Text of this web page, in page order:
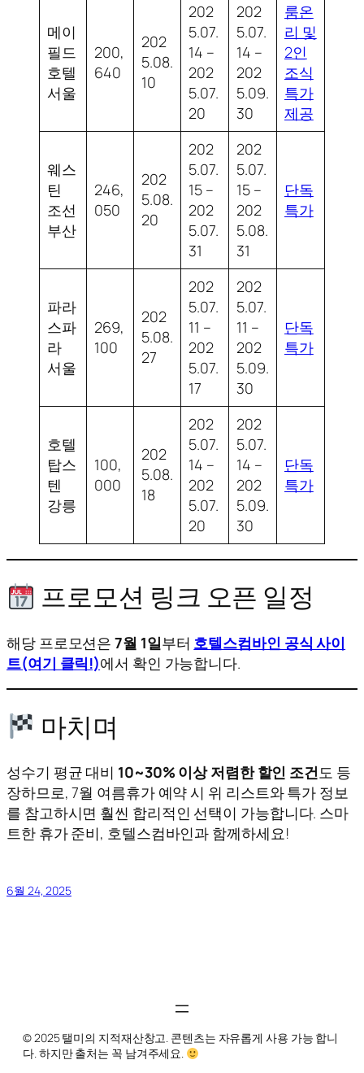
메이
필드
호텔
서울
200,
640
202
5.08.
10
202
5.07.
14 –
202
5.07.
20
202
5.07.
14 –
202
5.09.
30
룸온
리 및
2인
조식
특가
제공
웨스
틴
조선
부산
246,
050
202
5.08.
20
202
5.07.
15 –
202
5.07.
31
202
5.07.
15 –
202
5.08.
31
단독
특가
파라
스파
라
서울
269,
100
202
5.08.
27
202
5.07.
11 –
202
5.07.
17
202
5.07.
11 –
202
5.09.
30
단독
특가
호텔
탑스
텐
강릉
100,
000
202
5.08.
18
202
5.07.
14 –
202
5.07.
20
202
5.07.
14 –
202
5.09.
30
단독
특가
프로모션 링크 오픈 일정
해당 프로모션은7월 1일부터 호텔스컴바인 공식 사이
트(여기 클릭!)에서 확인 가능합니다.
마치며
성수기 평균 대비 10~30% 이상 저렴한 할인 조건도 등
장하므로, 7월 여름휴가 예약 시 위 리스트와 특가 정보
를 참고하시면 훨씬 합리적인 선택이 가능합니다. 스마
트한 휴가 준비, 호텔스컴바인과 함께하세요!
6월 24, 2025
© 2025 탤미의 지적재산창고. 콘텐츠는 자유롭게 사용 가능 합니
다. 하지만 출처는 꼭 남겨주세요.